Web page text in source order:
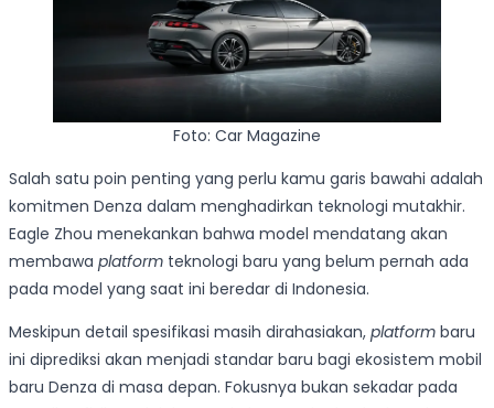
Foto: Car Magazine
Salah satu poin penting yang perlu kamu garis bawahi adalah
komitmen Denza dalam menghadirkan teknologi mutakhir.
Eagle Zhou menekankan bahwa model mendatang akan
membawa platform teknologi baru yang belum pernah ada
pada model yang saat ini beredar di Indonesia.
Meskipun detail spesifikasi masih dirahasiakan, platform baru
ini diprediksi akan menjadi standar baru bagi ekosistem mobil
baru Denza di masa depan. Fokusnya bukan sekadar pada